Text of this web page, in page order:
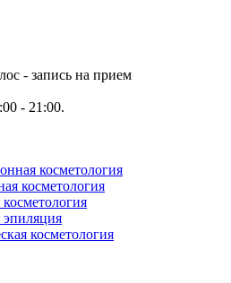
- 21:00.
косметология
косметология
эпиляция
косметология